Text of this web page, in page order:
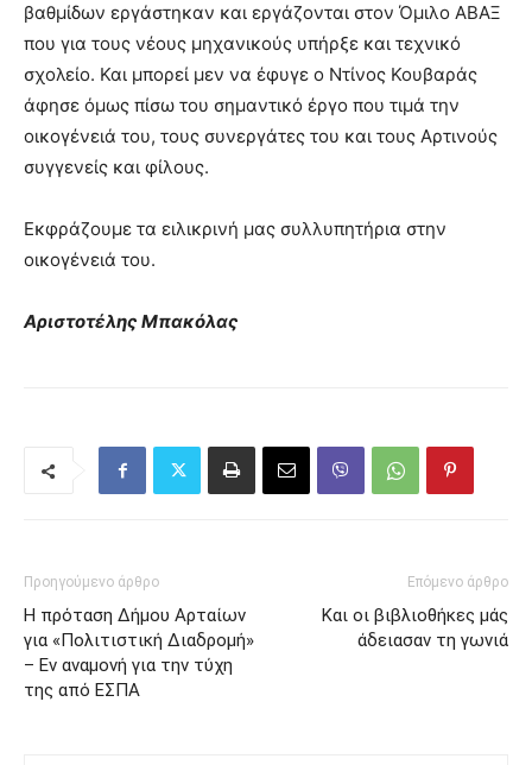
βαθμίδων εργάστηκαν και εργάζονται στον Όμιλο ΑΒΑΞ
που για τους νέους μηχανικούς υπήρξε και τεχνικό
σχολείο. Και μπορεί μεν να έφυγε ο Ντίνος Κουβαράς
άφησε όμως πίσω του σημαντικό έργο που τιμά την
οικογένειά του, τους συνεργάτες του και τους Αρτινούς
συγγενείς και φίλους.
Εκφράζουμε τα ειλικρινή μας συλλυπητήρια στην
οικογένειά του.
Αριστοτέλης Μπακόλας
Προηγούμενο άρθρο
Η πρόταση Δήμου Αρταίων
για «Πολιτιστική Διαδρομή»
– Εν αναμονή για την τύχη
της από ΕΣΠΑ
Επόμενο άρθρο
Και οι βιβλιοθήκες μάς
άδειασαν τη γωνιά